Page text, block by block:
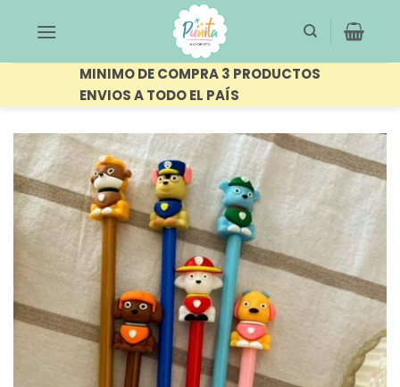
MINIMO DE COMPRA 3 PRODUCTOS
ENVIOS A TODO EL PAÍS